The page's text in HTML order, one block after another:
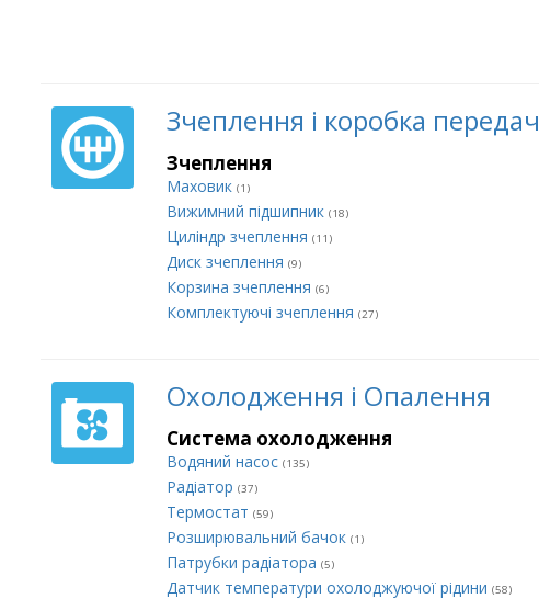
Зчеплення і коробка передач
Зчеплення
Маховик (1)
Вижимний підшипник (18)
Циліндр зчеплення (11)
Диск зчеплення (9)
Корзина зчеплення (6)
Комплектуючі зчеплення (27)
Охолодження і Опалення
Система охолодження
Водяний насос (135)
Радіатор (37)
Термостат (59)
Розширювальний бачок (1)
Патрубки радіатора (5)
Датчик температури охолоджуючої рідини (58)